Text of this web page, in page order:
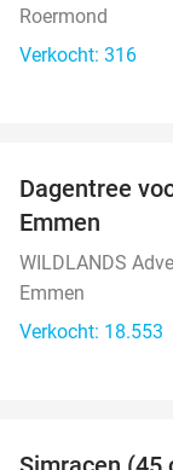
Roermond
Verkocht: 316
Dagentree
Emmen
WILDLANDS
Emmen
Verkocht: 18.553